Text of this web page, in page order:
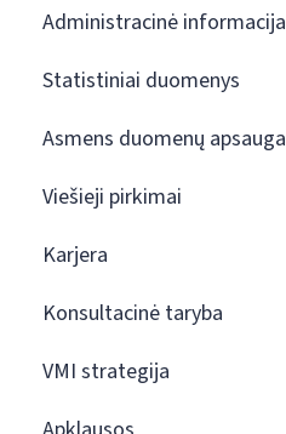
Administracinė informacija
Statistiniai duomenys
Asmens duomenų apsauga
Viešieji pirkimai
Karjera
Konsultacinė taryba
VMI strategija